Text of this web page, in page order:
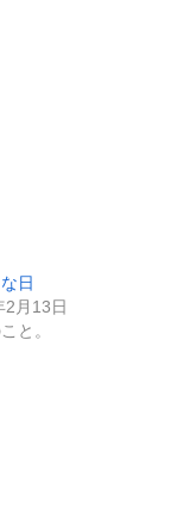
日
2月13日
と。